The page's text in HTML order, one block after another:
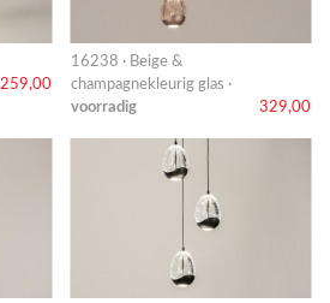
259,00
16238 · Beige &
champagnekleurig glas ·
voorradig
329,00